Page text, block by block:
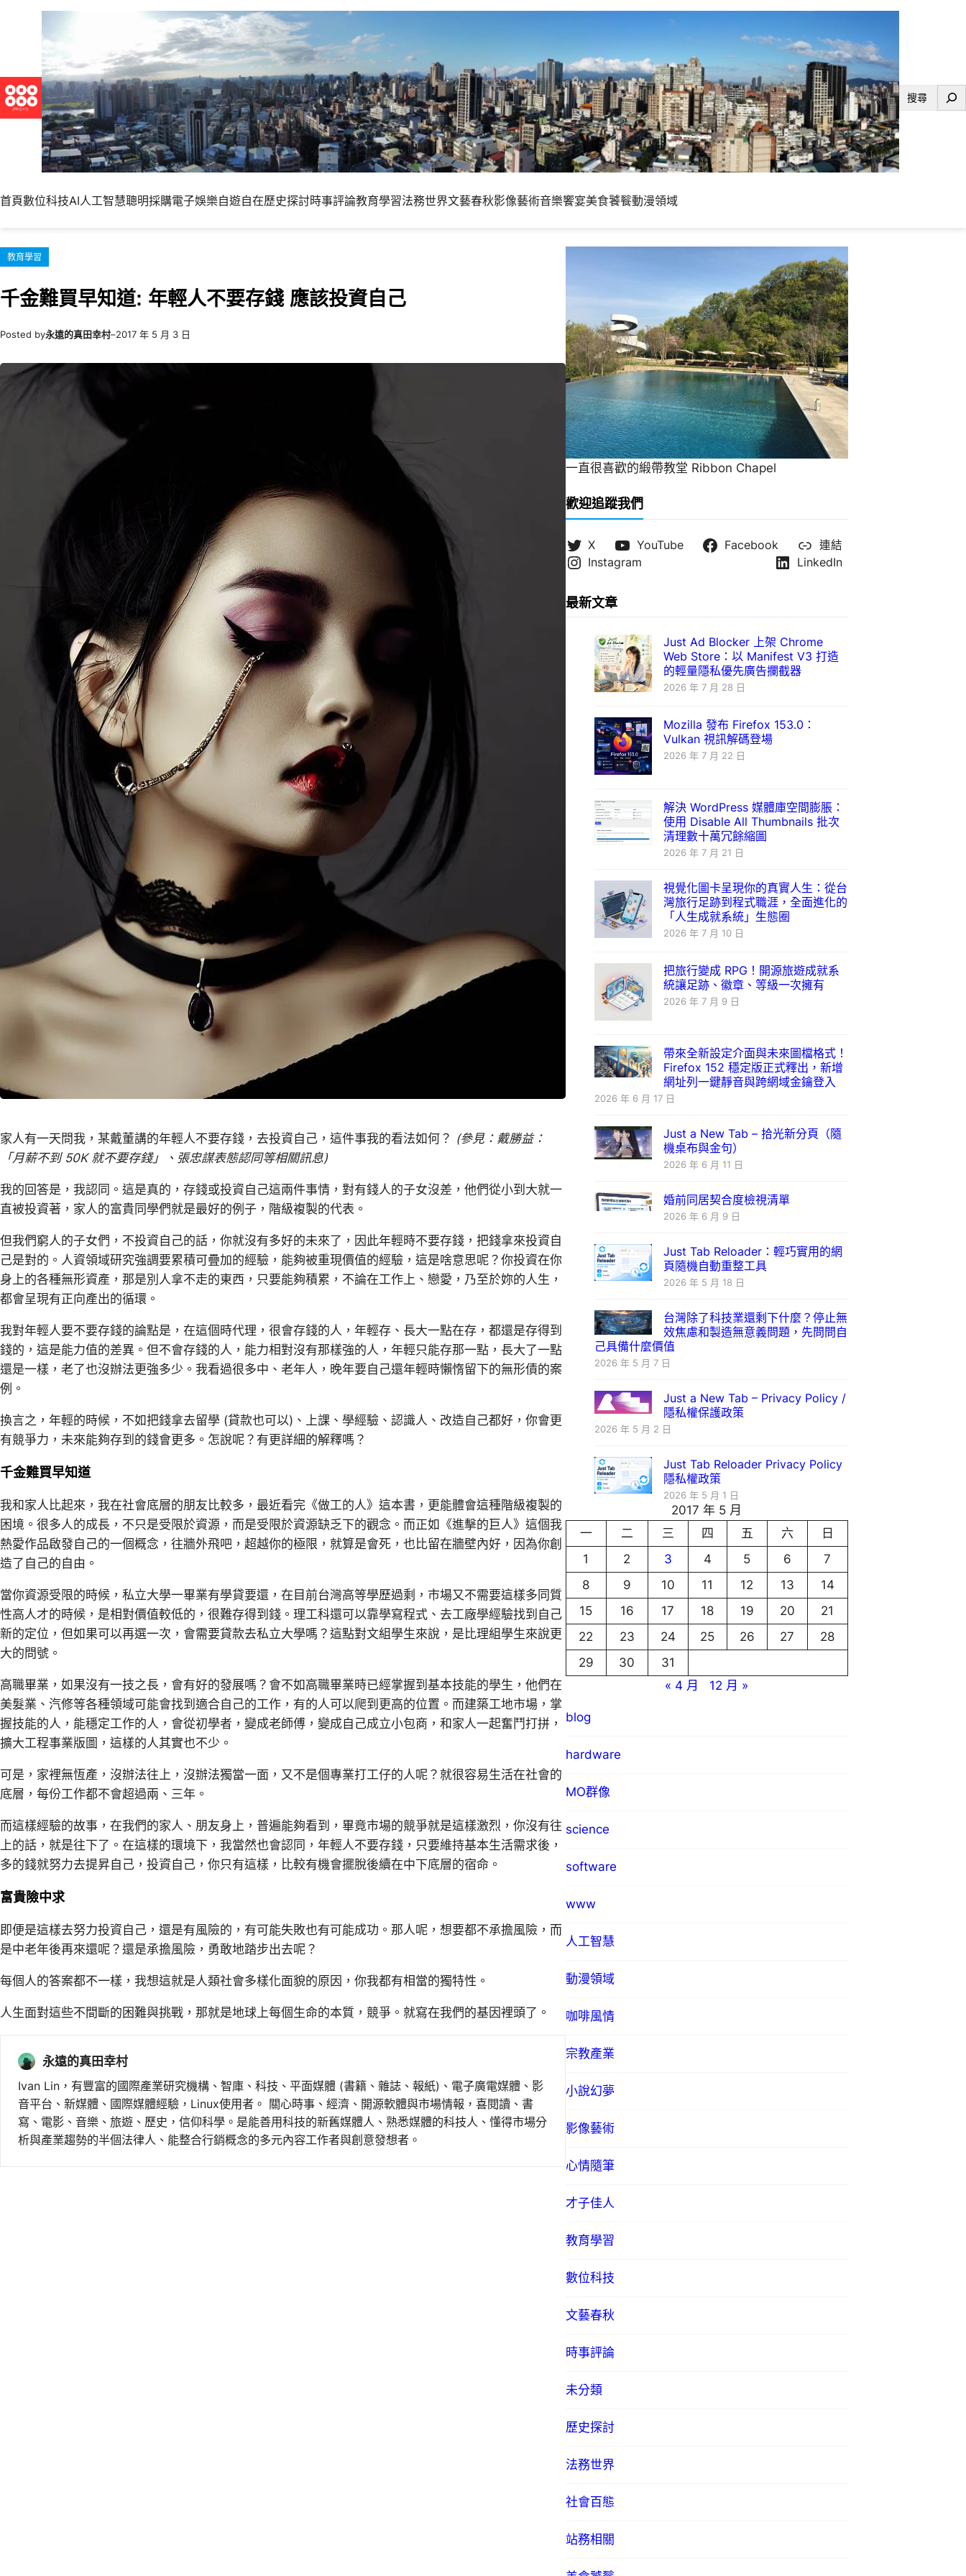
內
容
搜
首頁數位科技AI人工智慧聰明採購電子娛樂自遊自在歷史探討時事評論教育學習法務世界文藝春秋影像藝術音樂饗宴美食饕餮動漫領域
教育學習
千金難買早知道: 年輕人不要存錢 應該投資自己
Posted by永遠的真田幸村–2017 年 5 月 3 日
家人有一天問我，某戴董講的年輕人不要存錢，去投資自己，這件事我的看法如何？ (參見：戴勝益：
「月薪不到 50K 就不要存錢」、張忠謀表態認同等相關訊息)
我的回答是，我認同。這是真的，存錢或投資自己這兩件事情，對有錢人的子女沒差，他們從小到大就一
直被投資著，家人的富貴同學們就是最好的例子，階級複製的代表。
但我們窮人的子女們，不投資自己的話，你就沒有多好的未來了，因此年輕時不要存錢，把錢拿來投資自
己是對的。人資領域研究強調要累積可疊加的經驗，能夠被重現價值的經驗，這是啥意思呢？你投資在你
身上的各種無形資產，那是別人拿不走的東西，只要能夠積累，不論在工作上、戀愛，乃至於妳的人生，
都會呈現有正向產出的循環。
我對年輕人要不要存錢的論點是，在這個時代理，很會存錢的人，年輕存、長大一點在存，都還是存得到
錢的，這是能力值的差異。但不會存錢的人，能力相對沒有那樣強的人，年輕只能存那一點，長大了一點
還是一樣，老了也沒辦法更強多少。我看過很多中、老年人，晚年要自己還年輕時懶惰留下的無形債的案
例。
換言之，年輕的時候，不如把錢拿去留學 (貸款也可以)、上課、學經驗、認識人、改造自己都好，你會更
有競爭力，未來能夠存到的錢會更多。怎說呢？有更詳細的解釋嗎？
千金難買早知道
我和家人比起來，我在社會底層的朋友比較多，最近看完《做工的人》這本書，更能體會這種階級複製的
困境。很多人的成長，不只是受限於資源，而是受限於資源缺乏下的觀念。而正如《進擊的巨人》這個我
熱愛作品啟發自己的一個概念，往牆外飛吧，超越你的極限，就算是會死，也比留在牆壁內好，因為你創
造了自己的自由。
當你資源受限的時候，私立大學一畢業有學貸要還，在目前台灣高等學歷過剩，市場又不需要這樣多同質
性高人才的時候，是相對價值較低的，很難存得到錢。理工科還可以靠學寫程式、去工廠學經驗找到自己
新的定位，但如果可以再選一次，會需要貸款去私立大學嗎？這點對文組學生來說，是比理組學生來說更
大的問號。
高職畢業，如果沒有一技之長，會有好的發展嗎？會不如高職畢業時已經掌握到基本技能的學生，他們在
美髮業、汽修等各種領域可能會找到適合自己的工作，有的人可以爬到更高的位置。而建築工地市場，掌
握技能的人，能穩定工作的人，會從初學者，變成老師傅，變成自己成立小包商，和家人一起奮鬥打拼，
擴大工程事業版圖，這樣的人其實也不少。
可是，家裡無恆產，沒辦法往上，沒辦法獨當一面，又不是個專業打工仔的人呢？就很容易生活在社會的
底層，每份工作都不會超過兩、三年。
而這樣經驗的故事，在我們的家人、朋友身上，普遍能夠看到，畢竟市場的競爭就是這樣激烈，你沒有往
上的話，就是往下了。在這樣的環境下，我當然也會認同，年輕人不要存錢，只要維持基本生活需求後，
多的錢就努力去提昇自己，投資自己，你只有這樣，比較有機會擺脫後續在中下底層的宿命。
富貴險中求
即便是這樣去努力投資自己，還是有風險的，有可能失敗也有可能成功。那人呢，想要都不承擔風險，而
是中老年後再來還呢？還是承擔風險，勇敢地踏步出去呢？
每個人的答案都不一樣，我想這就是人類社會多樣化面貌的原因，你我都有相當的獨特性。
人生面對這些不間斷的困難與挑戰，那就是地球上每個生命的本質，競爭。就寫在我們的基因裡頭了。
永遠的真田幸村
Ivan Lin，有豐富的國際產業研究機構、智庫、科技、平面媒體 (書籍、雜誌、報紙)、電子廣電媒體、影
音平台、新媒體、國際媒體經驗，Linux使用者。 關心時事、經濟、開源軟體與市場情報，喜閱讀、書
寫、電影、音樂、旅遊、歷史，信仰科學。是能善用科技的新舊媒體人、熟悉媒體的科技人、懂得市場分
析與產業趨勢的半個法律人、能整合行銷概念的多元內容工作者與創意發想者。
一直很喜歡的緞帶教堂 Ribbon Chapel
歡迎追蹤我們
X YouTube Facebook
連結
Instagram
LinkedIn
最新文章
Just Ad Blocker 上架 Chrome
Web Store：以 Manifest V3 打造
的輕量隱私優先廣告攔截器
2026 年 7 月 28 日
Mozilla 發布 Firefox 153.0：
Vulkan 視訊解碼登場
2026 年 7 月 22 日
解決 WordPress 媒體庫空間膨脹：
使用 Disable All Thumbnails 批次
清理數十萬冗餘縮圖
2026 年 7 月 21 日
視覺化圖卡呈現你的真實人生：從台
灣旅行足跡到程式職涯，全面進化的
「人生成就系統」生態圈
2026 年 7 月 10 日
把旅行變成 RPG！開源旅遊成就系
統讓足跡、徽章、等級一次擁有
2026 年 7 月 9 日
帶來全新設定介面與未來圖檔格式！
Firefox 152 穩定版正式釋出，新增
網址列一鍵靜音與跨網域金鑰登入
2026 年 6 月 17 日
Just a New Tab – 拾光新分頁（隨
機桌布與金句）
2026 年 6 月 11 日
婚前同居契合度檢視清單
2026 年 6 月 9 日
Just Tab Reloader：輕巧實用的網
頁隨機自動重整工具
2026 年 5 月 18 日
台灣除了科技業還剩下什麼？停止無
效焦慮和製造無意義問題，先問問自
己具備什麼價值
2026 年 5 月 7 日
Just a New Tab – Privacy Policy /
隱私權保護政策
2026 年 5 月 2 日
Just Tab Reloader Privacy Policy
隱私權政策
2026 年 5 月 1 日
2017 年 5 月
一
二 三 四 五 六
日
1
2 3 4 5 6
7
8
9 10 11 12 13
14
15
16 17 18 19 20
21
22
23 24 25 26 27
28
29
30
31
« 4 月
12 月 »
blog
hardware
MO群像
science
software
www
人工智慧
動漫領域
咖啡風情
宗教產業
小說幻夢
影像藝術
心情隨筆
才子佳人
教育學習
數位科技
文藝春秋
時事評論
未分類
歷史探討
法務世界
社會百態
站務相關